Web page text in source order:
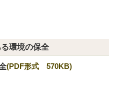
環境の保全
(PDF形式 570KB)